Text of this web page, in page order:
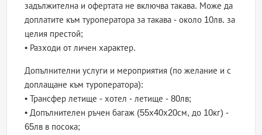
задължителна и офертата не включва такава. Може да
доплатите към туроператора за такава - около 10лв. за
целия престой;
• Разходи от личен характер.
Допълнителни услуги и мероприятия (по желание и с
доплащане към туроператора):
• Трансфер летище - хотел - летище - 80лв;
• Допълнителен ръчен багаж (55х40х20см, до 10кг) -
65лв в посока;